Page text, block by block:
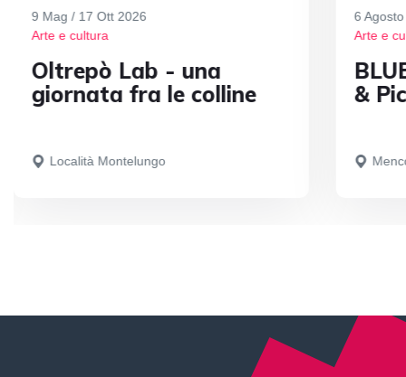
9 Mag / 17 Ott 2026
Arte e cultura
Oltrepò Lab - una
giornata fra le colline
Località Montelungo
6
Arte e
&